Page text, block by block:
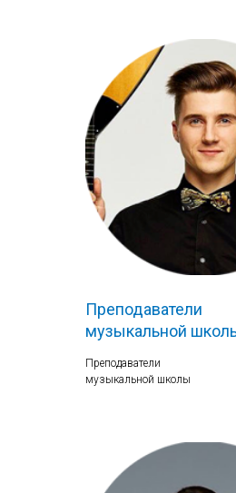
Преподаватели
музыкальной
Преподаватели
музыкальной школы